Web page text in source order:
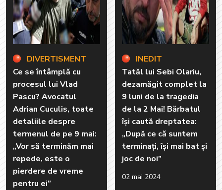
DIVERTISMENT
Ce se întâmplă cu
procesul lui Vlad
Pascu? Avocatul
Adrian Cuculis, toate
detaliile despre
termenul de pe 9 mai:
„Vor să terminăm mai
repede, este o
pierdere de vreme
pentru ei”
INEDIT
Tatăl lui Sebi Olariu,
dezamăgit complet la
9 luni de la tragedia
de la 2 Mai! Bărbatul
își caută dreptatea:
„După ce că suntem
terminați, își mai bat și
joc de noi”
02 mai 2024